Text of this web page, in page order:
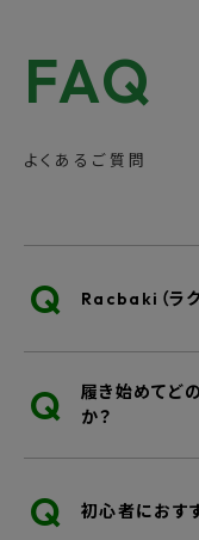
FAQ
よくあるご質問
Q Racbaki（ラク
Q
履き始めてど
か？
Q 初心者におす